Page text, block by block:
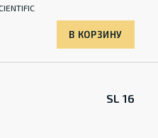
В КОРЗИНУ
SL 16